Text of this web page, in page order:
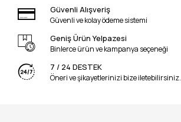
Güvenli Alışveriş
Güvenli ve kolay ödeme sistemi
Geniş Ürün Yelpazesi
Binlerce ürün ve kampanya seçeneği
7 / 24 DESTEK
Öneri ve şikayetlerinizi bize iletebilirsiniz.